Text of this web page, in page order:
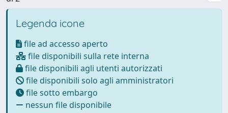
Legenda icone
file ad accesso aperto
file disponibili sulla rete interna
file disponibili agli utenti autorizzati
file disponibili solo agli amministratori
file sotto embargo
nessun file disponibile